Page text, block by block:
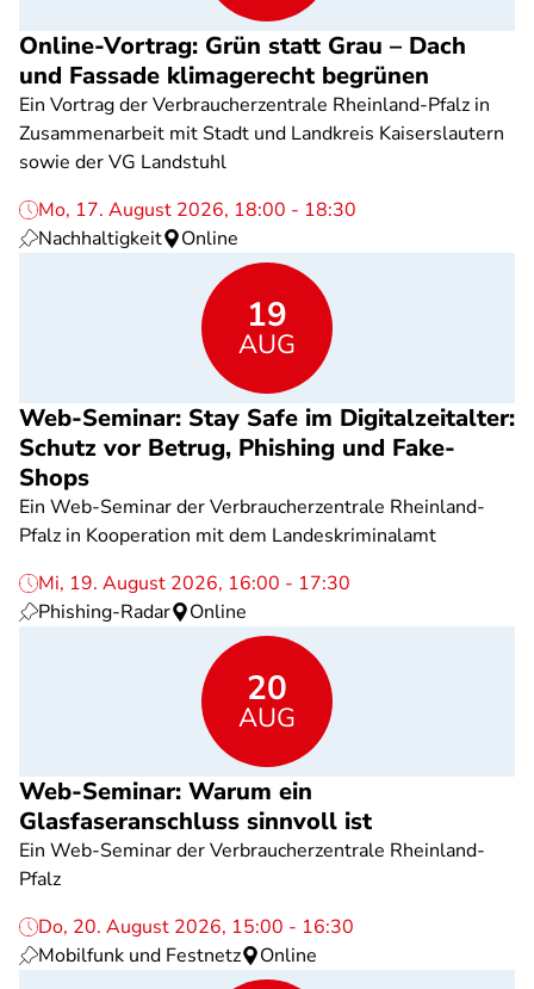
Online-Vortrag: Grün statt Grau – Dach
und Fassade klimagerecht begrünen
Ein Vortrag der Verbraucherzentrale Rheinland-Pfalz in
Zusammenarbeit mit Stadt und Landkreis Kaiserslautern
sowie der VG Landstuhl
Mo, 17. August 2026, 18:00 - 18:30
Nachhaltigkeit
Online
19
AUG
Web-Seminar: Stay Safe im Digitalzeitalter:
Schutz vor Betrug, Phishing und Fake-
Shops
Ein Web-Seminar der Verbraucherzentrale Rheinland-
Pfalz in Kooperation mit dem Landeskriminalamt
Mi, 19. August 2026, 16:00 - 17:30
Phishing-Radar
Online
20
AUG
Web-Seminar: Warum ein
Glasfaseranschluss sinnvoll ist
Ein Web-Seminar der Verbraucherzentrale Rheinland-
Pfalz
Do, 20. August 2026, 15:00 - 16:30
Mobilfunk und Festnetz
Online